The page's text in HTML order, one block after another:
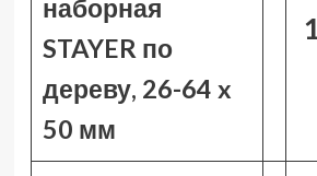
наборная
STAYER по
дереву, 26-64 x
50 мм